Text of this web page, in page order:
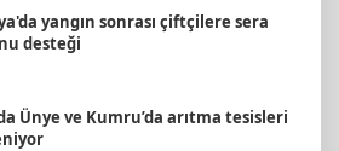
yangın sonrası çiftçilere sera
desteği
Ünye ve Kumru’da arıtma tesisleri